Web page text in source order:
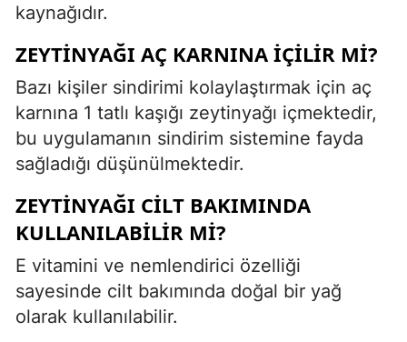
kaynağıdır.
ZEYTINYAĞI AÇ KARNINA IÇILIR MI?
Bazı kişiler sindirimi kolaylaştırmak için aç
karnına 1 tatlı kaşığı zeytinyağı içmektedir,
bu uygulamanın sindirim sistemine fayda
sağladığı düşünülmektedir.
ZEYTINYAĞI CILT BAKIMINDA
KULLANILABILIR MI?
E vitamini ve nemlendirici özelliği
sayesinde cilt bakımında doğal bir yağ
olarak kullanılabilir.